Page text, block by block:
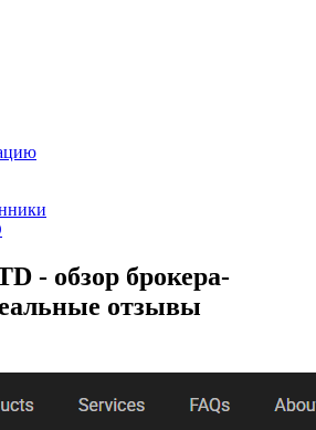
- обзор брокера-
отзывы